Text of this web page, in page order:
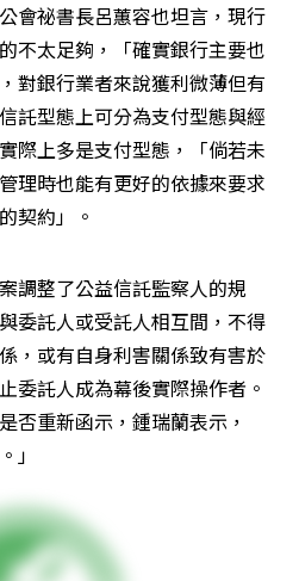
會祕書長呂蕙容也坦言，現行
不太足夠，「確實銀行主要也
對銀行業者來說獲利微薄但有
託型態上可分為支付型態與經
際上多是支付型態，「倘若未
理時也能有更好的依據來要求
契約」。
調整了公益信託監察人的規
委託人或受託人相互間，不得
，或有自身利害關係致有害於
委託人成為幕後實際操作者。
否重新函示，鍾瑞蘭表示，
」